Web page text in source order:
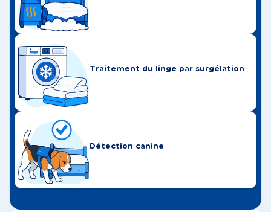
Traitement du linge par surgélation
Détection canine